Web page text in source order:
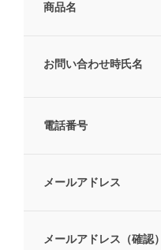
商品名
お問い合わせ時氏名
電話番号
メールアドレス
メールアドレス（確認）